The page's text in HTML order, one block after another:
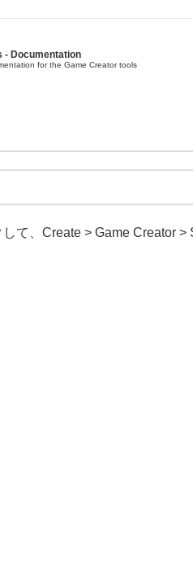
- Documentation
for the Game Creator tools
て、Create > Game Creator >